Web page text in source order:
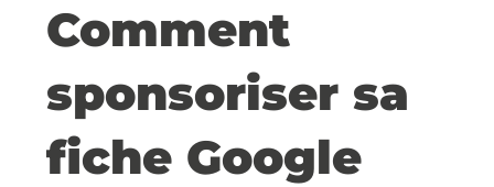
Comment
sponsoriser sa
fiche Google